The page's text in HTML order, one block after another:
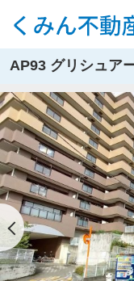
AP93 グリシュア